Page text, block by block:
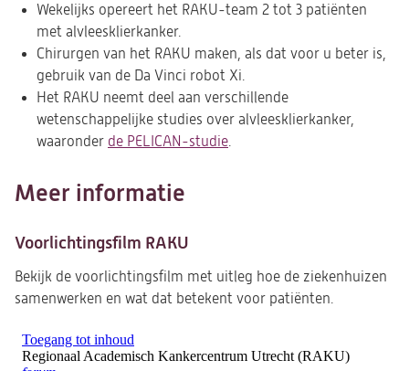
Wekelijks opereert het RAKU-team 2 tot 3 patiënten
met alvleesklierkanker.
Chirurgen van het RAKU maken, als dat voor u beter is,
gebruik van de Da Vinci robot Xi.
Het RAKU neemt deel aan verschillende
wetenschappelijke studies over alvleesklierkanker,
waaronder de PELICAN-studie(opent
.
Meer informatie
Voorlichtingsfilm RAKU
Bekijk de voorlichtingsfilm met uitleg hoe de ziekenhuizen
samenwerken en wat dat betekent voor patiënten.